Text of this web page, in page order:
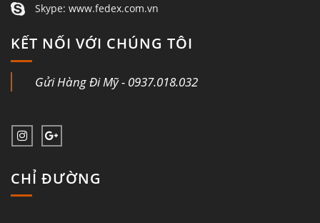
Skype: www.fedex.com.vn
KẾT NỐI VỚI CHÚNG TÔI
Gửi Hàng Đi Mỹ - 0937.018.032
CHỈ ĐƯỜNG